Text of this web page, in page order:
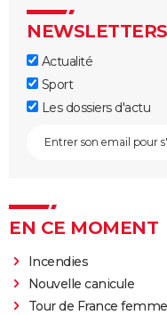
NEWSLETTERS
Actualité
Sport
Les dossiers d'actu
EN CE MOMENT
Incendies
Nouvelle canicule
Tour de France